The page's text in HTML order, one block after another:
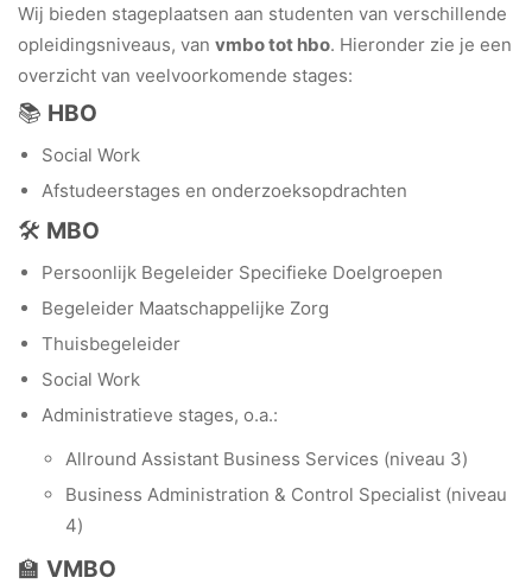
Wij bieden stageplaatsen aan studenten van verschillende
opleidingsniveaus, van vmbo tot hbo. Hieronder zie je een
overzicht van veelvoorkomende stages:
📚 HBO
Social Work
Afstudeerstages en onderzoeksopdrachten
🛠️ MBO
Persoonlijk Begeleider Specifieke Doelgroepen
Begeleider Maatschappelijke Zorg
Thuisbegeleider
Social Work
Administratieve stages, o.a.:
Allround Assistant Business Services (niveau 3)
Business Administration & Control Specialist (niveau
4)
🏫 VMBO